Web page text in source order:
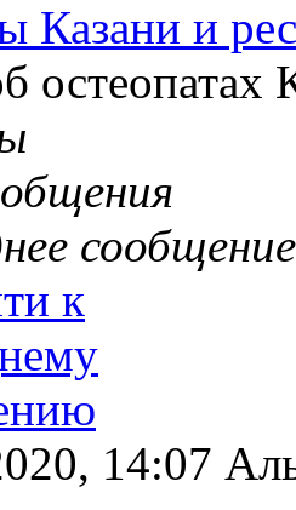
Казани и
остеопатах
сообщение
14:07